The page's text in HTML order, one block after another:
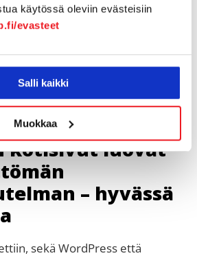
käytössä oleviin evästeisiin
evasteet
Salli kaikki
Muokkaa
käyttäjilleen sekä chat-tuen
löytyy jokattava paketti
kotisivut luovat
– hyvässä
sekä WordPress että